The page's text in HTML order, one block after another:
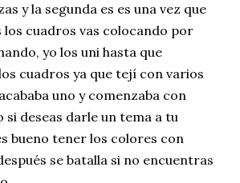
y la segunda es es una vez que
cuadros vas colocando por
yo los uni hasta que
cuadros ya que tejí con varios
uno y comenzaba con
deseas darle un tema a tu
bueno tener los colores con
se batalla si no encuentras